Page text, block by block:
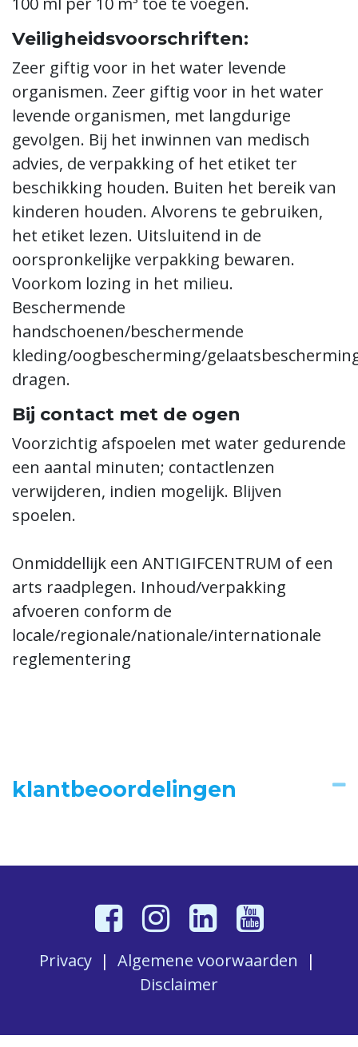
Veiligheidsvoorschriften:
Zeer giftig voor in het water levende
organismen. Zeer giftig voor in het water
levende organismen, met langdurige
gevolgen. Bij het inwinnen van medisch
advies, de verpakking of het etiket ter
beschikking houden. Buiten het bereik van
kinderen houden. Alvorens te gebruiken,
het etiket lezen. Uitsluitend in de
oorspronkelijke verpakking bewaren.
Voorkom lozing in het milieu.
Beschermende
handschoenen/beschermende
kleding/oogbescherming/
dragen.
Bij contact met de ogen
Voorzichtig afspoelen met water gedurende
een aantal minuten; contactlenzen
verwijderen, indien mogelijk. Blijven
spoelen.
Onmiddellijk een ANTIGIFCENTRUM of een
arts raadplegen. Inhoud/verpakking
afvoeren conform de
locale/regionale/nationale/internationale
reglementering
klantbeoordelingen
Privacy| Algemene voorwaarden |
Disclaimer